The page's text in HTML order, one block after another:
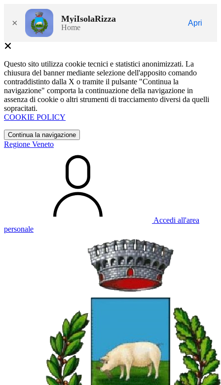
× MyiIsolaRizza
Home
Apri
Questo sito utilizza cookie tecnici e statistici anonimizzati. La
chiusura del banner mediante selezione dell'apposito comando
contraddistinto dalla X o tramite il pulsante "Continua la
navigazione" comporta la continuazione della navigazione in
assenza di cookie o altri strumenti di tracciamento diversi da quelli
sopracitati.
COOKIE POLICY
Continua la navigazione
Regione Veneto
Accedi all'area
personale